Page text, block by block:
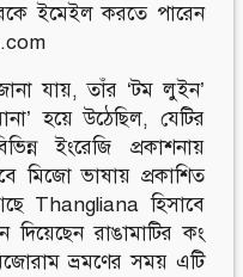
ইমেইল করতে পারেন
যায়, তাঁর ‘টম লুইন’
হয়ে উঠেছিল, যেটির
ইংরেজি প্রকাশনায়
মিজো ভাষায় প্রকাশিত
Thangliana হিসাবে
দিয়েছেন রাঙামাটির কং
ভ্রমণের সময় এটি